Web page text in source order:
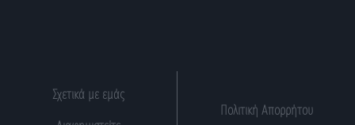
Σχετικά με εμάς
Πολιτική Απορρήτου